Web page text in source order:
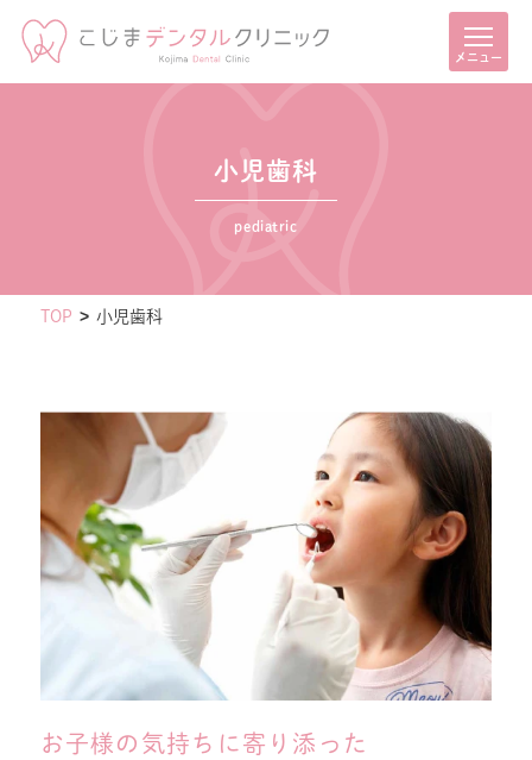
メニュー
小児歯科
pediatric
TOP 小児歯科
お子様の気持ちに寄り添った